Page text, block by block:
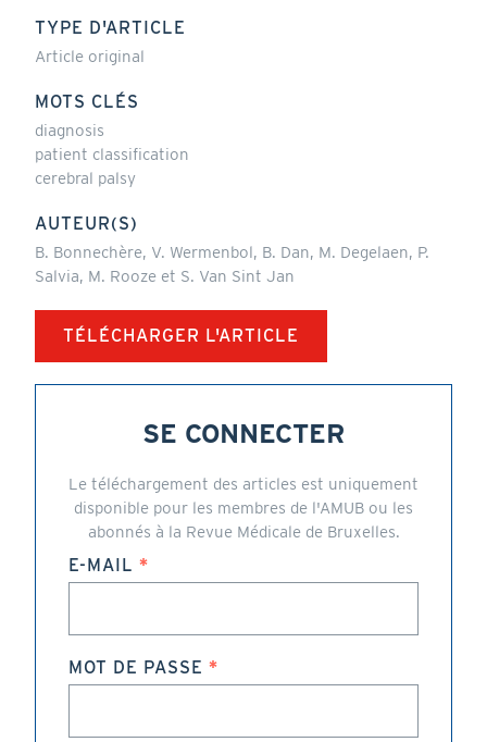
TYPE D'ARTICLE
Article original
MOTS CLÉS
diagnosis
patient classification
cerebral palsy
AUTEUR(S)
B. Bonnechère, V. Wermenbol, B. Dan, M. Degelaen, P.
Salvia, M. Rooze et S. Van Sint Jan
TÉLÉCHARGER L'ARTICLE
SE CONNECTER
Le téléchargement des articles est uniquement
disponible pour les membres de l'AMUB ou les
abonnés à la Revue Médicale de Bruxelles.
E-MAIL
MOT DE PASSE